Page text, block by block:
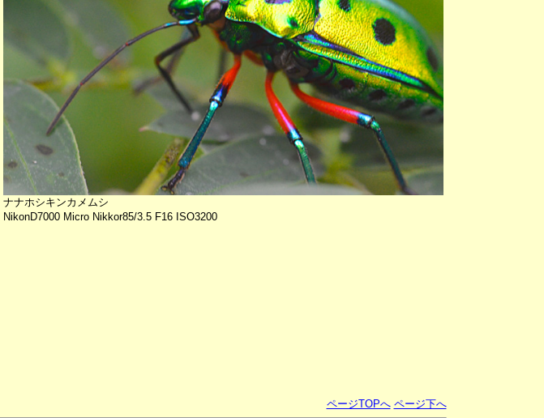
ナナホシキンカメムシ
NikonD7000 Micro Nikkor85/3.5 F16 ISO3200
ページTOPへ ページ下へ